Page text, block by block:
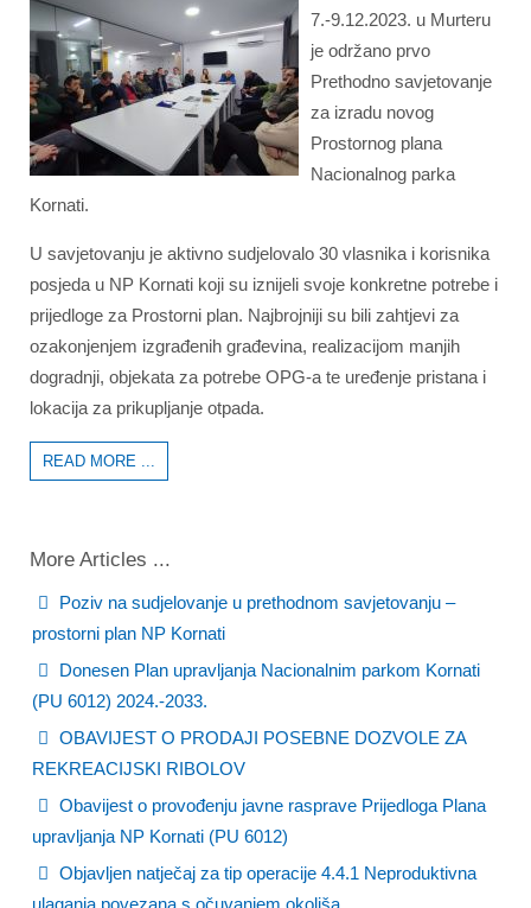
7.-9.12.2023. u Murteru
je održano prvo
Prethodno savjetovanje
za izradu novog
Prostornog plana
Nacionalnog parka
Kornati.
U savjetovanju je aktivno sudjelovalo 30 vlasnika i korisnika
posjeda u NP Kornati koji su iznijeli svoje konkretne potrebe i
prijedloge za Prostorni plan. Najbrojniji su bili zahtjevi za
ozakonjenjem izgrađenih građevina, realizacijom manjih
dogradnji, objekata za potrebe OPG-a te uređenje pristana i
lokacija za prikupljanje otpada.
READ MORE ...
More Articles ...
Poziv na sudjelovanje u prethodnom savjetovanju –
prostorni plan NP Kornati
Donesen Plan upravljanja Nacionalnim parkom Kornati
(PU 6012) 2024.-2033.
OBAVIJEST O PRODAJI POSEBNE DOZVOLE ZA
REKREACIJSKI RIBOLOV
Obavijest o provođenju javne rasprave Prijedloga Plana
upravljanja NP Kornati (PU 6012)
Objavljen natječaj za tip operacije 4.4.1 Neproduktivna
ulaganja povezana s očuvanjem okoliša